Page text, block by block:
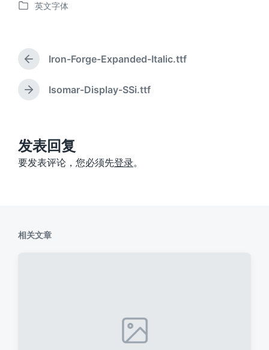
布
发
英文字体
上
篇
文
章
Iron-Forge-Expanded-Italic.ttf
下
：
Isomar-Display-SSi.ttf
发表回复
要发表评论，您必须先登录。
相关文章